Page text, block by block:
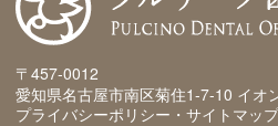
〒457-0012
愛知県名古屋市南区菊住1-7-10 イオ
プライバシーポリシー・サイトマッ